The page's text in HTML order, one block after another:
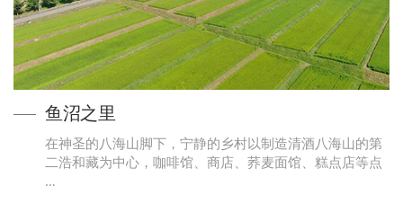
鱼沼之里
在神圣的八海山脚下，宁静的乡村以制造清酒八海山的第
二浩和藏为中心，咖啡馆、商店、荞麦面馆、糕点店等点
…